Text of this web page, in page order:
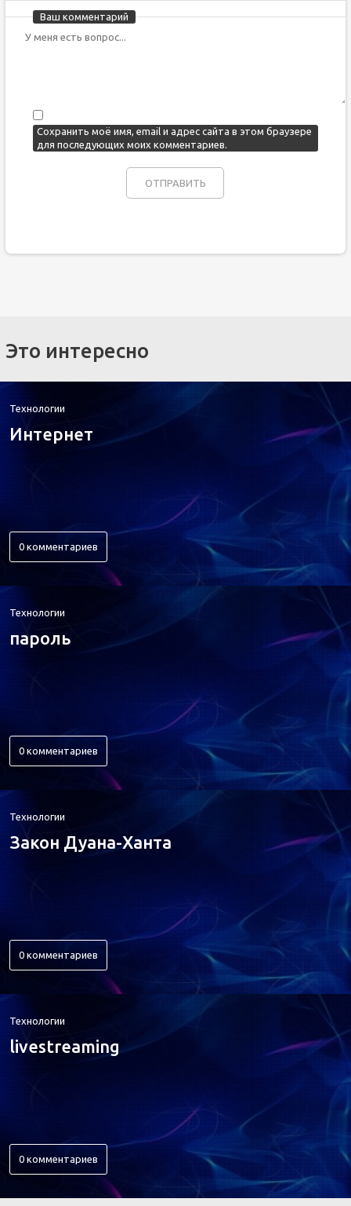
Ваш комментарий
Сохранить моё имя, email и адрес сайта в этом браузере
для последующих моих комментариев.
Это интересно
Технологии
Интернет
0 комментариев
Технологии
пароль
0 комментариев
Технологии
Закон Дуана-Ханта
0 комментариев
Технологии
livestreaming
0 комментариев